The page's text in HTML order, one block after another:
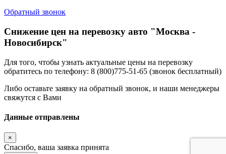
Обратный звонок
Снижение цен на перевозку авто "Москва -
Новосибирск"
Для того, чтобы узнать актуальные цены на перевозку
обратитесь по телефону: 8 (800)775-51-65 (звонок бесплатный)
Либо оставьте заявку на обратный звонок, и наши менеджеры
свяжутся с Вами
Данные отправлены
×
Спасибо, ваша заявка принята